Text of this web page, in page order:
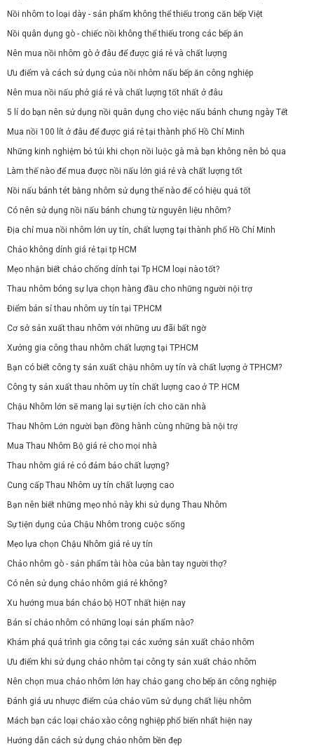
Nồi nhôm to loại dày - sản phẩm không thể thiếu trong căn bếp Việt
Nồi quân dụng gò - chiếc nồi không thể thiếu trong các bếp ăn
Nên mua nồi nhôm gò ở đâu để được giá rẻ và chất lượng
Ưu điểm và cách sử dụng của nồi nhôm nấu bếp ăn công nghiệp
Nên mua nồi nấu phở giá rẻ và chất lượng tốt nhất ở đâu
5 lí do bạn nên sử dụng nồi quân dụng cho việc nấu bánh chưng ngày Tết
Mua nồi 100 lít ở đâu để được giá rẻ tại thành phố Hồ Chí Minh
Những kinh nghiệm bỏ túi khi chọn nồi luộc gà mà bạn không nên bỏ qua
Làm thế nào để mua được nồi nấu lớn giá rẻ và chất lượng tốt
Nồi nấu bánh tét bằng nhôm sử dụng thế nào để có hiệu quả tốt
Có nên sử dụng nồi nấu bánh chưng từ nguyên liệu nhôm?
Địa chỉ mua nồi nhôm lớn uy tín, chất lượng tại thành phố Hồ Chí Minh
Chảo không dính giá rẻ tại tp HCM
Mẹo nhận biết chảo chống dính tại Tp HCM loại nào tốt?
Thau nhôm bóng sự lựa chọn hàng đầu cho những người nội trợ
Điểm bán sỉ thau nhôm uy tín tại TP.HCM
Cơ sở sản xuất thau nhôm với những ưu đãi bất ngờ
Xưởng gia công thau nhôm chất lượng tại TP.HCM
Bạn có biết công ty sản xuất chậu nhôm uy tín và chất lượng ở TP.HCM?
Công ty sản xuất thau nhôm uy tín chất lượng cao ở TP. HCM
Chậu Nhôm lớn sẽ mang lại sự tiện ích cho căn nhà
Thau Nhôm Lớn người bạn đồng hành cùng những bà nội trợ
Mua Thau Nhôm Bộ giá rẻ cho mọi nhà
Thau nhôm giá rẻ có đảm bảo chất lượng?
Cung cấp Thau Nhôm uy tín chất lượng cao
Bạn nên biết những mẹo nhỏ này khi sử dụng Thau Nhôm
Sự tiện dụng của Chậu Nhôm trong cuộc sống
Mẹo lựa chọn Chậu Nhôm giá rẻ uy tín
Chảo nhôm gò - sản phẩm tài hòa của bàn tay người thợ?
Có nên sử dụng chảo nhôm giá rẻ không?
Xu hướng mua bán chảo bộ HOT nhất hiện nay
Bán sỉ chảo nhôm có những loại sản phẩm nào?
Khám phá quá trình gia công tại các xưởng sản xuất chảo nhôm
Ưu điểm khi sử dụng chảo nhôm tại công ty sản xuất chảo nhôm
Nên chọn mua chảo nhôm lớn hay chảo gang cho bếp ăn công nghiệp
Đánh giá ưu nhược điểm của chảo vũm sử dụng chất liệu nhôm
Mách bạn các loại chảo xào công nghiệp phổ biến nhất hiện nay
Hướng dẫn cách sử dụng chảo nhôm bền đẹp